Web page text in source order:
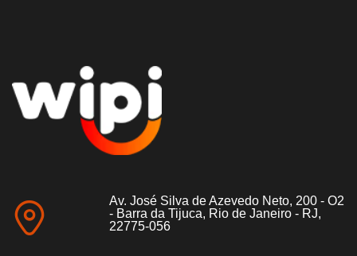
Av. José Silva de Azevedo Neto, 200 - O2
- Barra da Tijuca, Rio de Janeiro - RJ,
22775-056